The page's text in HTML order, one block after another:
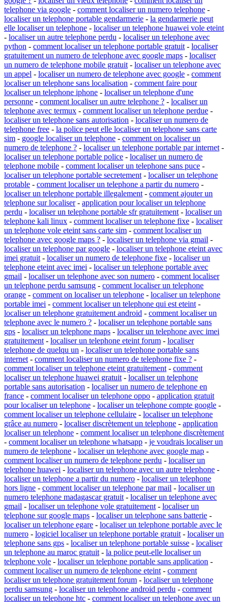
telephone via google - comment localiser un numero telephone -
localiser un telephone portable gendarmerie - la gendarmerie peut
elle localiser un telephone - localiser un telephone huawei vole eteint
- localiser un autre telephone perdu - localiser un telephone avec
python - comment localiser un telephone portable gratuit - localiser
gratuitement un numero de telephone avec google maps - localiser
un numero de telephone mobile gratuit - localiser un telephone avec
un appel - localiser un numero de telephone avec google - comment
localiser un telephone sans localisation - comment faire pour
localiser un telephone iphone - localiser un telephone d'une
personne - comment localiser un autre telephone ? - localiser un
telephone avec termux - comment localiser un telephone perdue -
localiser un telephone sans autorisation - localiser un numero de
telephone free - la police peut elle localiser un telephone sans carte
sim - google localiser un telephone - comment on localiser un
numero de telephone ? - localiser un telephone portable par internet -
localiser un telephone portable police - localiser un numero de
telephone mobile - comment localiser un telephone sans puce -
localiser un telephone portable secretement - localiser un telephone
protable - comment localiser un telephone a partir du numero -
localiser un telephone portable illegalement - comment ajouter un
telephone sur localiser- application pour localiser un telephone
perdu - localiser un telephone portable sfr gratuitement - localiser un
telephone kali linux - comment localiser un telephone fixe - localiser
un telephone vole eteint sans carte sim - comment localiser un
telephone avec google maps ? - localiser un telephone via gmail -
localiser un telephone par google - localiser un telephone eteint avec
imei gratuit - localiser un numero de telephone fixe - localiser un
telephone eteint avec imei - localiser un telephone portable avec
gmail - localiser un telephone avec son numero - comment localiser
un telephone perdu samsung - comment localiser un telephone
orange - comment on localiser un telephone - localiser un telephone
portable imei - comment localiser un telephone qui est eteint -
localiser un telephone gratuitement android - comment localiser un
telephone avec le numero ? - localiser un telephone portable sans
gps - localiser un telephone maps - localiser un telephone avec imei
gratuitement - localiser un telephone eteint forum - localiser
telephone de quelqu un - localiser un telephone portable sans
internet - comment localiser un numero de telephone fixe ? -
comment localiser un telephone eteint gratuitement - comment
localiser un telephone huawei gratuit - localiser un telephone
portable sans autorisation - localiser un numero de telephone en
france - comment localiser un telephone oppo - application gratuit
pour localiser un telephone - localiser un telephone compte google -
comment localiser un telephone cellulaire - localiser un telephone
grâce au numero - localiser discrètement un telephone - application
localiser un telephone - comment localiser un telephone discrètement
- comment localiser un telephone whatsapp - je voudrais localiser un
numero de telephone - localiser un telephone avec google map -
comment localiser un numero de telephone perdu - localiser un
telephone huawei - localiser un telephone avec un autre telephone -
localiser un telephone a partir du numero - localiser un telephone
hors ligne - comment localiser un telephone par mail - localiser un
numero telephone madagascar gratuit - localiser un telephone avec
gmail - localiser un telephone vole gratuitement - localiser un
telephone sur google maps - localiser un telephone sans batterie -
localiser un telephone egare - localiser un telephone portable avec le
numero - logiciel localiser un telephone portable gratuit - localiser un
telephone sans gps - localiser un telephone portable suisse - localiser
un telephone au maroc gratuit - la police peut-elle localiser un
telephone vole - localiser un telephone portable sans application -
comment localiser un numero de telephone eteint - comment
localiser un telephone gratuitement forum - localiser un telephone
perdu samsung - localiser un telephone android perdu - comment
localiser un telephone htc - comment localiser un telephone avec un